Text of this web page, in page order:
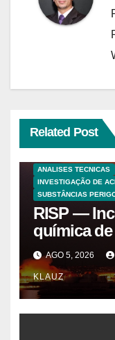
Related Post
ANALISES TECNICAS
INVESTIGAÇÃO DE
SUBSTÂNCIAS
RISP —
química
AGO 5, 2026
KLAUZ